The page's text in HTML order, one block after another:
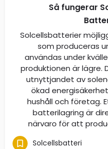
Så fungerar
Solcellsbatterier
som produceras
användas under
produktionen är lägre.
utnyttjandet av
ökad
hushåll och företag.
batterilagring är
närvaro för att
Solcellsbatteri